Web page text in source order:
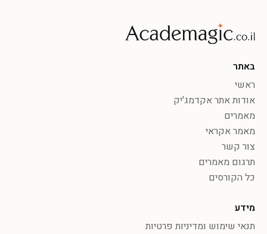
באתר
ראשי
אודות אתר אקדמג'יק
מאמרים
מאמר אקראי
צור קשר
תרגום מאמרים
כל הקורסים
מידע
תנאי שימוש ומדיניות פרטיות